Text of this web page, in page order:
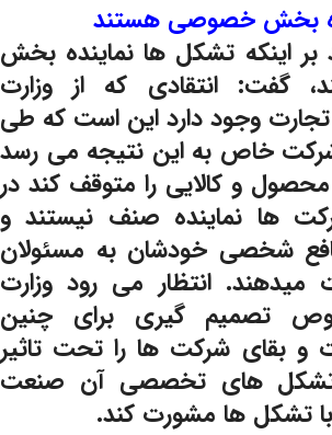
بخش خصوصی هستند
بر اینکه تشکل ها نماینده بخش
گفت: انتقادی که از وزارت
وجود دارد این است که طی
خاص به این نتیجه می رسد
و کالایی را متوقف کند در
ها نماینده صنف نیستند و
شخصی خودشان به مسئولان
میدهند. انتظار می رود وزارت
تصمیم گیری برای چنین
و بقای شرکت ها را تحت تاثیر
تشکل های تخصصی آن صنعت
با تشکل ها مشورت کند.